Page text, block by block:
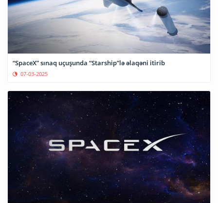
“SpaceX” sınaq uçuşunda “Starship”lə əlaqəni itirib
07-03-2025